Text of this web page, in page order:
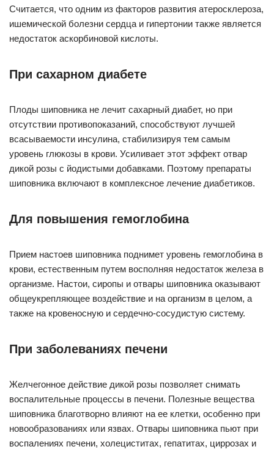
Считается, что одним из факторов развития атеросклероза,
ишемической болезни сердца и гипертонии также является
недостаток аскорбиновой кислоты.
При сахарном диабете
Плоды шиповника не лечит сахарный диабет, но при
отсутствии противопоказаний, способствуют лучшей
всасываемости инсулина, стабилизируя тем самым
уровень глюкозы в крови. Усиливает этот эффект отвар
дикой розы с йодистыми добавками. Поэтому препараты
шиповника включают в комплексное лечение диабетиков.
Для повышения гемоглобина
Прием настоев шиповника поднимет уровень гемоглобина в
крови, естественным путем восполняя недостаток железа в
организме. Настои, сиропы и отвары шиповника оказывают
общеукрепляющее воздействие и на организм в целом, а
также на кровеносную и сердечно-сосудистую систему.
При заболеваниях печени
Желчегонное действие дикой розы позволяет снимать
воспалительные процессы в печени. Полезные вещества
шиповника благотворно влияют на ее клетки, особенно при
новообразованиях или язвах. Отвары шиповника пьют при
воспалениях печени, холециститах, гепатитах, циррозах и